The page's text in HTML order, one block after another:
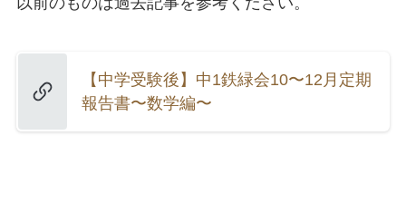
【中学受験後】中1鉄緑会10〜12月定期
報告書〜数学編〜